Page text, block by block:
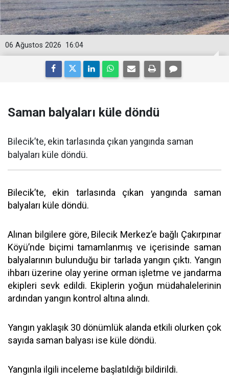
16:04
06 Ağustos 2026
Saman balyaları küle döndü
Bilecik’te, ekin tarlasında çıkan yangında saman
balyaları küle döndü.
Bilecik’te, ekin tarlasında çıkan yangında saman
balyaları küle döndü.
Alınan bilgilere göre, Bilecik Merkez’e bağlı Çakırpınar
Köyü’nde biçimi tamamlanmış ve içerisinde saman
balyalarının bulunduğu bir tarlada yangın çıktı. Yangın
ihbarı üzerine olay yerine orman işletme ve jandarma
ekipleri sevk edildi. Ekiplerin yoğun müdahalelerinin
ardından yangın kontrol altına alındı.
Yangın yaklaşık 30 dönümlük alanda etkili olurken çok
sayıda saman balyası ise küle döndü.
Yangınla ilgili inceleme başlatıldığı bildirildi.